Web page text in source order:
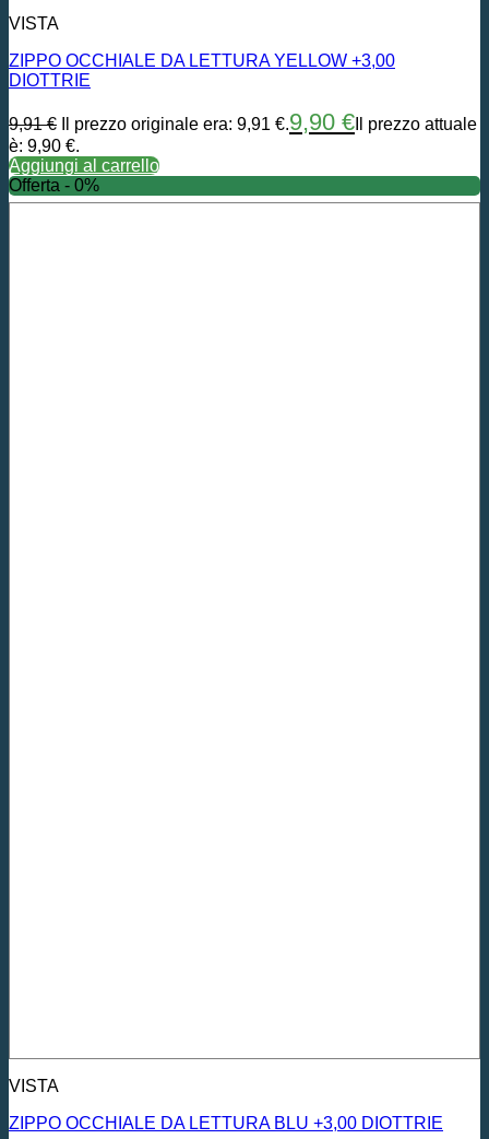
VISTA
ZIPPO OCCHIALE DA LETTURA YELLOW +3,00
DIOTTRIE
9,91€ Il prezzo originale era: 9,91 €.9,90 € Il prezzo attuale
è: 9,90 €.
Aggiungi al carrello
Offerta - 0%
VISTA
ZIPPO OCCHIALE DA LETTURA BLU +3,00 DIOTTRIE